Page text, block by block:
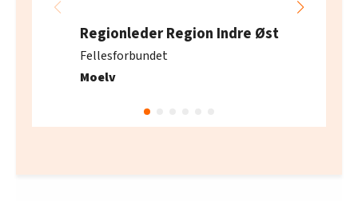
Regionleder Region Indre Øst
Fellesforbundet
Moelv